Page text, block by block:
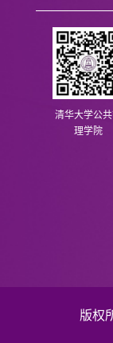
清华大学公
理学院
版权